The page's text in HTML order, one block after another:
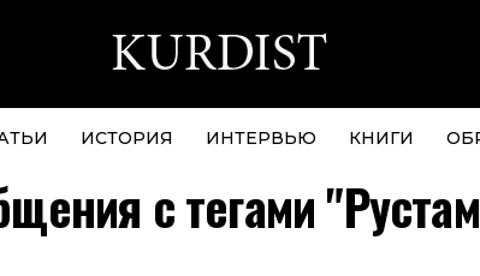
ИСТОРИЯ ИНТЕРВЬЮ КНИГИ
с тегами